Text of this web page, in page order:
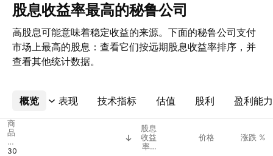
股息收益率最高的秘鲁公司
高股息可能意味着稳定收益的来源。下面的秘鲁公司支付
市场上最高的股息：查看它们按远期股息收益率排序，并
查看其他统计数据。
概览 表现 技术指标 估值 股利 盈利能力
更多
商
品
代
码
股息
收益
率%
价格 涨跌 %